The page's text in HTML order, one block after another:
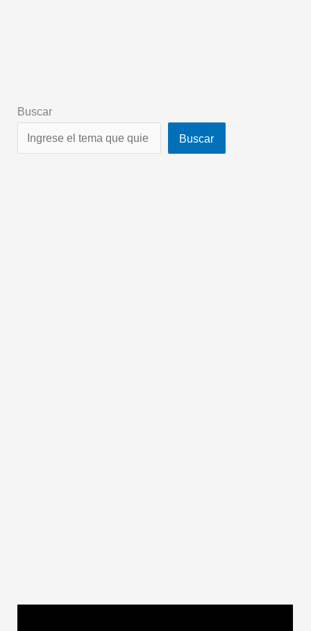
Buscar
Buscar